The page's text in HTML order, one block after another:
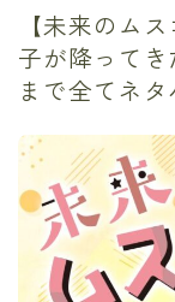
【未来のム
子が降って
まで全てネ